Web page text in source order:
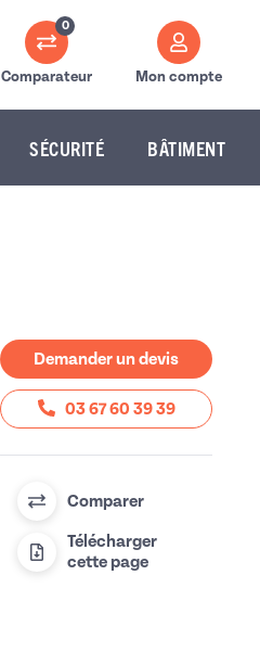
0
Comparateur Mon compte
SÉCURITÉ BÂTIMENT
Demander un devis
03 67 60 39 39
Comparer
Télécharger
cette page